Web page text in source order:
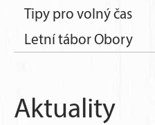
Tipy pro volný čas
Letní tábor Obory
Aktuality